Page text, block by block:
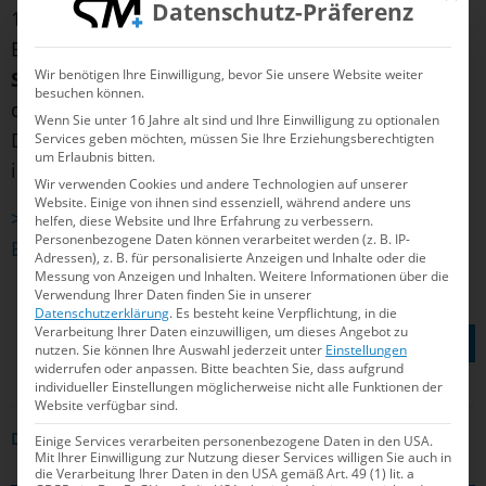
100m Freistil (2:08,62 Minuten) noch zwei
Europarekorde drauf. Zudem verbesserteChristel
Schulz(SG Einheit Rathenow) in der AK 85 die
deutschen Rekorde auf allen drei Rückenstrecken.
Die 50m schaffte sie in 50,02 Sekunden, die 100m
in 1:35,45 Minuten und 200m in 3:54,68.
>> Weltmeisterin im Becken, im Freiwaser und im
Eis: Video-Interview mit Alisa Fatum-Böker
TEILEN AUF
DAS KÖNNTE DICH AUCH INTERRESSIEREN
Datenschutz-Präferenz
Wir benötigen Ihre Einwilligung, bevor Sie unsere Website weiter
besuchen können.
Wenn Sie unter 16 Jahre alt sind und Ihre Einwilligung zu optionalen
Services geben möchten, müssen Sie Ihre Erziehungsberechtigten
um Erlaubnis bitten.
Wir verwenden Cookies und andere Technologien auf unserer
Website. Einige von ihnen sind essenziell, während andere uns
helfen, diese Website und Ihre Erfahrung zu verbessern.
Personenbezogene Daten können verarbeitet werden (z. B. IP-
Adressen), z. B. für personalisierte Anzeigen und Inhalte oder die
Messung von Anzeigen und Inhalten.Weitere Informationen über die
Verwendung Ihrer Daten finden Sie in unserer
Datenschutzerklärung. Es besteht keine Verpflichtung, in die
Verarbeitung Ihrer Daten einzuwilligen, um dieses Angebot zu
nutzen.Sie können Ihre Auswahl jederzeit unter Einstellungen
widerrufen oder anpassen. Bitte beachten Sie, dass aufgrund
individueller Einstellungen möglicherweise nicht alle Funktionen der
Website verfügbar sind.
Einige Services verarbeiten personenbezogene Daten in den USA.
Mit Ihrer Einwilligung zur Nutzung dieser Services willigen Sie auch in
die Verarbeitung Ihrer Daten in den USA gemäß Art. 49 (1) lit. a